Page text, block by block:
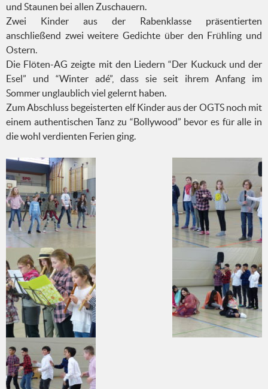
und Staunen bei allen Zuschauern.
Zwei Kinder aus der Rabenklasse präsentierten
anschließend zwei weitere Gedichte über den Frühling und
Ostern.
Die Flöten-AG zeigte mit den Liedern “Der Kuckuck und der
Esel” und “Winter adé”, dass sie seit ihrem Anfang im
Sommer unglaublich viel gelernt haben.
Zum Abschluss begeisterten elf Kinder aus der OGTS noch mit
einem authentischen Tanz zu “Bollywood” bevor es für alle in
die wohl verdienten Ferien ging.